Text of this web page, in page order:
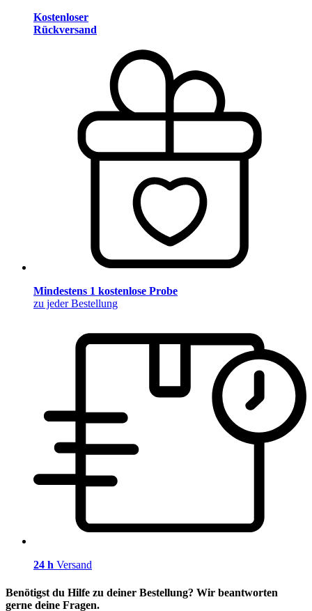
Kostenloser
Rückversand
Mindestens 1 kostenlose Probe
zu jeder Bestellung
24 h Versand
Benötigst du Hilfe zu deiner Bestellung? Wir beantworten
gerne deine Fragen.